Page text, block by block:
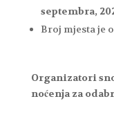
septembra,
Broj mjesta je
Organizatori
noćenja za